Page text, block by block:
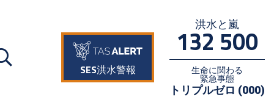
SES洪水警報
洪水と嵐
132 500
生命に関わる
緊急事態
トリプルゼロ (000)